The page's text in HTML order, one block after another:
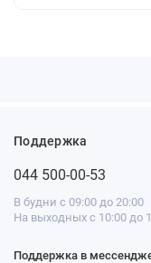
Поддержка
044 500-00-53
В будни с 09:00 до 20:00
На выходных с 10:00 до
Поддержка в